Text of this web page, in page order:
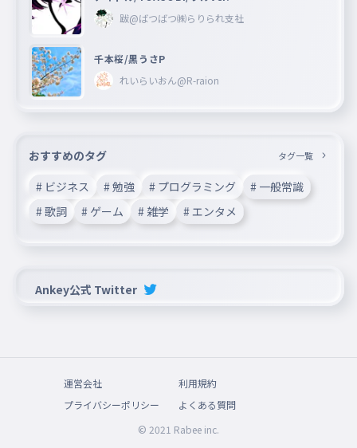
跋@ばつばつ㈱らりられ支社
千本桜/黒うさP
れいらいおん@R-raion
おすすめのタグ タグ一覧
# ビジネス # 勉強 # プログラミング
# 一般常識
# 歌詞
# ゲーム # 雑学 # エンタメ
Ankey公式 Twitter
運営会社
利用規約
プライバシーポリシー
よくある質問
© 2021 Rabee inc.